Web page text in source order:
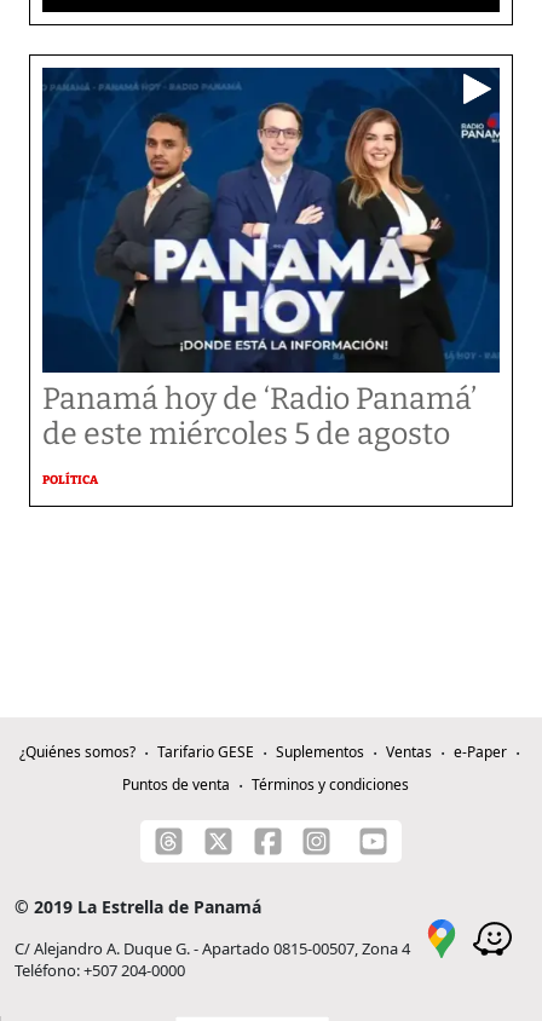
Panamá hoy de ‘Radio Panamá’
de este miércoles 5 de agosto
POLÍTICA
¿Quiénes somos? Tarifario GESE Suplementos Ventas
e-Paper
Puntos de venta
Términos y condiciones
© 2019 La Estrella de Panamá
C/ Alejandro A. Duque G. - Apartado 0815-00507, Zona 4
Teléfono: +507 204-0000